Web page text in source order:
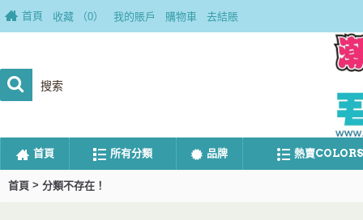
首頁 收藏 （0） 我的賬戶 購物車 去結賬
首頁 所有分類 品牌 熱賣COLORS
首頁 > 分類不存在！